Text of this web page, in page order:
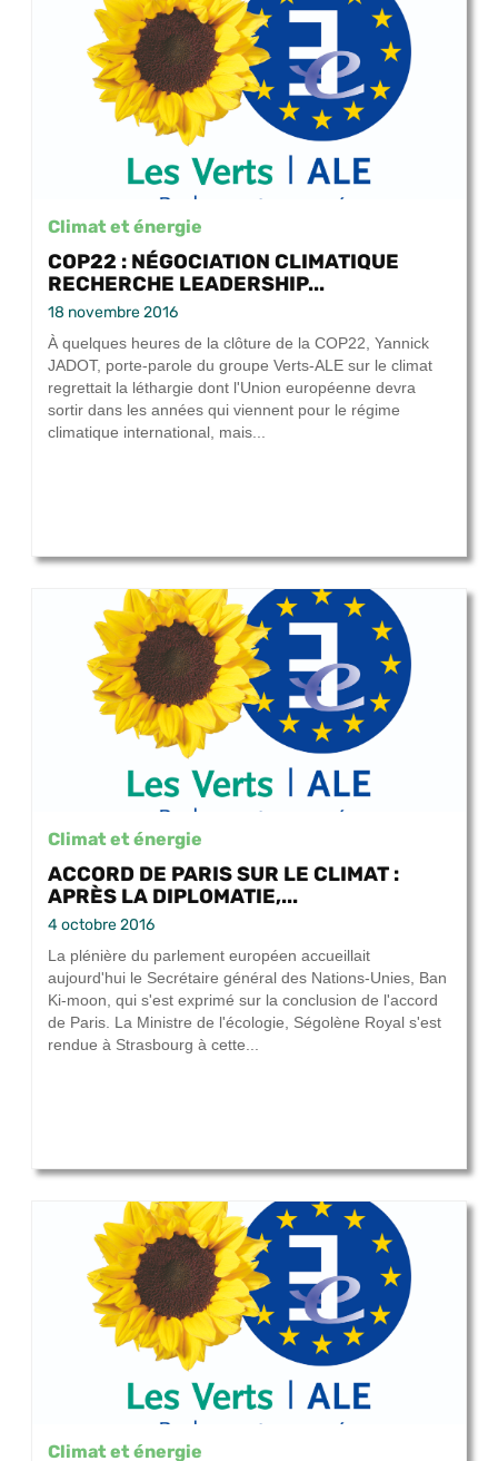
Climat et énergie
COP22 : NÉGOCIATION CLIMATIQUE
RECHERCHE LEADERSHIP...
18 novembre 2016
À quelques heures de la clôture de la COP22, Yannick
JADOT, porte-parole du groupe Verts-ALE sur le climat
regrettait la léthargie dont l'Union européenne devra
sortir dans les années qui viennent pour le régime
climatique international, mais...
Climat et énergie
ACCORD DE PARIS SUR LE CLIMAT :
APRÈS LA DIPLOMATIE,...
4 octobre 2016
La plénière du parlement européen accueillait
aujourd'hui le Secrétaire général des Nations-Unies, Ban
Ki-moon, qui s'est exprimé sur la conclusion de l'accord
de Paris. La Ministre de l'écologie, Ségolène Royal s'est
rendue à Strasbourg à cette...
Climat et énergie